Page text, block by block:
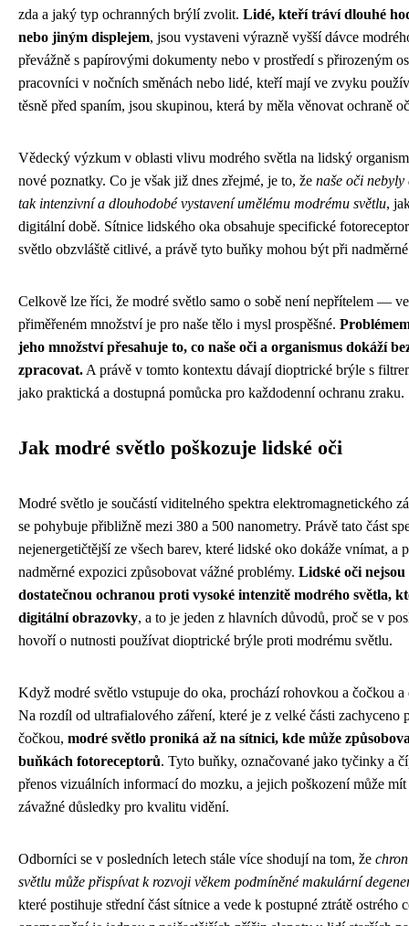
zda a jaký typ ochranných brýlí zvolit. Lidé, kteří tráví dlouhé
nebo jiným displejem, jsou vystaveni výrazně vyšší dávce
převážně s papírovými dokumenty nebo v prostředí s přirozeným
pracovníci v nočních směnách nebo lidé, kteří mají ve zvyku
těsně před spaním, jsou skupinou, která by měla věnovat ochraně
Vědecký výzkum v oblasti vlivu modrého světla na lidský
nové poznatky. Co je však již dnes zřejmé, je to, že naše oči
tak intenzivní a dlouhodobé vystavení umělému modrému světlu,
digitální době. Sítnice lidského oka obsahuje specifické
světlo obzvláště citlivé, a právě tyto buňky mohou být při
Celkově lze říci, že modré světlo samo o sobě není nepřítelem —
přiměřeném množství je pro naše tělo i mysl prospěšné.
jeho množství přesahuje to, co naše oči a organismus dokáží
zpracovat. A právě v tomto kontextu dávají dioptrické brýle s
jako praktická a dostupná pomůcka pro každodenní ochranu zraku.
Jak modré světlo poškozuje lidské oči
Modré světlo je součástí viditelného spektra elektromagnetického
se pohybuje přibližně mezi 380 a 500 nanometry. Právě tato část
nejenergetičtější ze všech barev, které lidské oko dokáže vnímat, a
nadměrné expozici způsobovat vážné problémy. Lidské oči
dostatečnou ochranou proti vysoké intenzitě modrého světla,
digitální obrazovky, a to je jeden z hlavních důvodů, proč se v
hovoří o nutnosti používat dioptrické brýle proti modrému světlu.
Když modré světlo vstupuje do oka, prochází rohovkou a čočkou
Na rozdíl od ultrafialového záření, které je z velké části zachyceno
čočkou, modré světlo proniká až na sítnici, kde může
buňkách fotoreceptorů. Tyto buňky, označované jako tyčinky a
přenos vizuálních informací do mozku, a jejich poškození může
závažné důsledky pro kvalitu vidění.
Odborníci se v posledních letech stále více shodují na tom, že
světlu může přispívat k rozvoji věkem podmíněné makulární
které postihuje střední část sítnice a vede k postupné ztrátě ostrého